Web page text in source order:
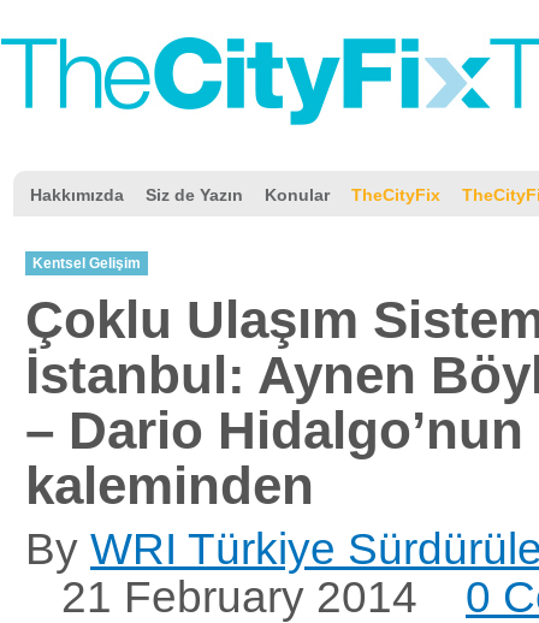
Hakkımızda Siz de Yazın Konular TheCityFix
Kentsel Gelişim
Çoklu Ulaşım
İstanbul: Aynen
– Dario Hidalgo’nun
kaleminden
By WRI Türkiye
21 February 2014
0